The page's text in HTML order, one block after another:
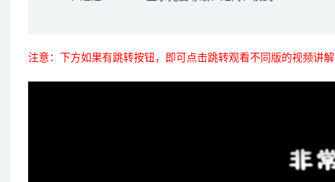
注意：下方如果有跳转按钮，即可点击跳转观看不同版的视频讲解